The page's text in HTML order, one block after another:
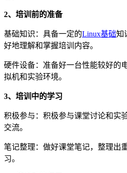
2、培训前的准备
基础知识：具备一定的Linux基础知
好地理解和掌握培训内容。
硬件设备：准备好一台性能较好的
拟机和实验环境。
3、培训中的学习
积极参与：积极参与课堂讨论和实
交流。
笔记整理：做好课堂笔记，整理出
习。